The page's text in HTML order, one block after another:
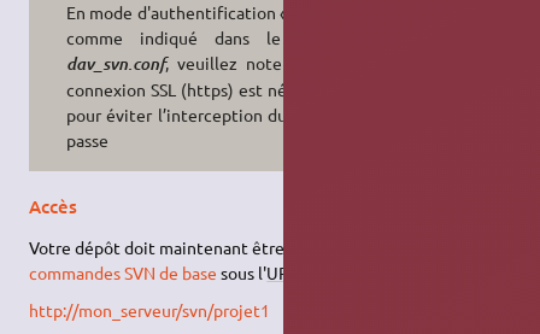
En mode d'authentification « Basic »,
comme indiqué dans le fichier
dav_svn.conf, veuillez noter qu'une
connexion SSL (https) est nécessaire
pour éviter l’interception du mot de
passe
Accès
Votre dépôt doit maintenant être accessible
commandes SVN de base sous l'URL
http://mon_serveur/svn/projet1